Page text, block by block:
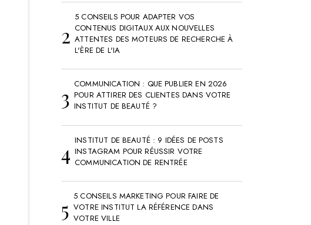
5 CONSEILS POUR ADAPTER VOS
CONTENUS DIGITAUX AUX NOUVELLES
ATTENTES DES MOTEURS DE RECHERCHE À
L'ÈRE DE L'IA
COMMUNICATION : QUE PUBLIER EN 2026
POUR ATTIRER DES CLIENTES DANS VOTRE
INSTITUT DE BEAUTÉ ?
INSTITUT DE BEAUTÉ : 9 IDÉES DE POSTS
INSTAGRAM POUR RÉUSSIR VOTRE
COMMUNICATION DE RENTRÉE
5 CONSEILS MARKETING POUR FAIRE DE
VOTRE INSTITUT LA RÉFÉRENCE DANS
VOTRE VILLE